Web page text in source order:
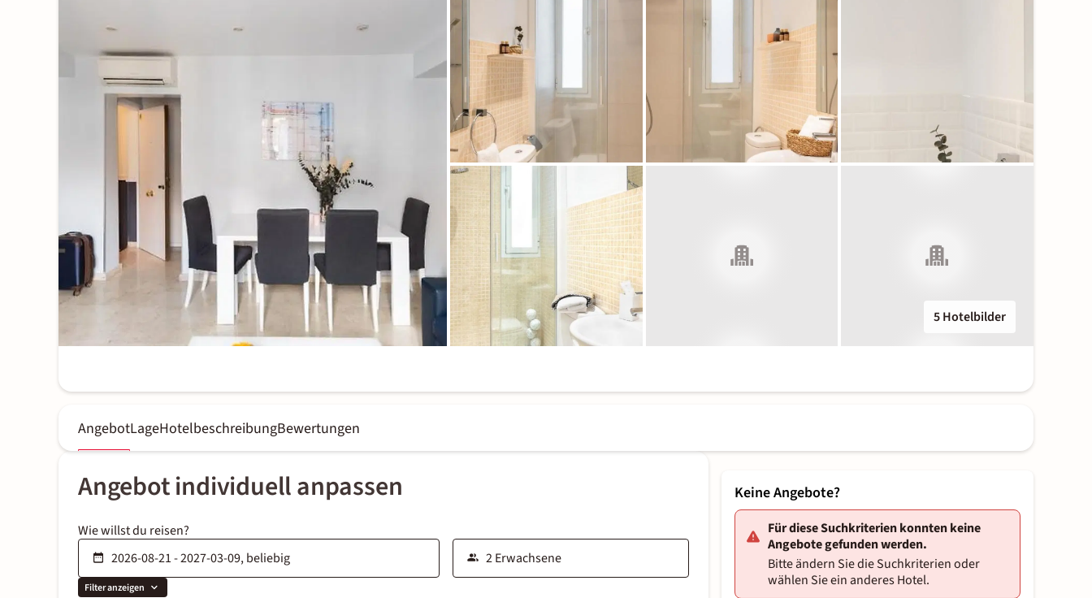
5 Hotelbilder
AngebotLageHotelbeschreibungBewertungen
Angebot individuell anpassen
Wie willst du reisen?
Filter anzeigen
Keine Angebote?
Für diese Suchkriterien konnten keine
Angebote gefunden werden.
Bitte ändern Sie die Suchkriterien oder
wählen Sie ein anderes Hotel.